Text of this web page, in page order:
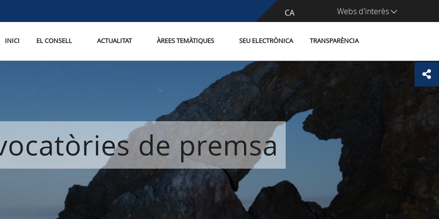
CA
ES Webs d'interès
INICI EL CONSELL ACTUALITAT ÀREES TEMÀTIQUES SEU ELECTRÒNICA TRANSPARÈNCIA
de premsa